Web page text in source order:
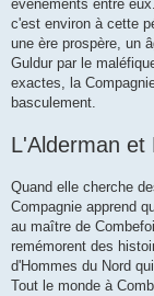
événements entre
c'est environ à cette
une ère prospère, un
Guldur par le
exactes, la
basculement.
L'Alderman et
Quand elle cherche
Compagnie apprend
au maître de
remémorent des
d'Hommes du Nord
Tout le monde à